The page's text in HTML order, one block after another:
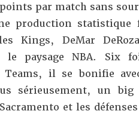
par match sans
production statistique
Kings, DeMar
paysage NBA. Six
il se bonifie
sérieusement, un
et les